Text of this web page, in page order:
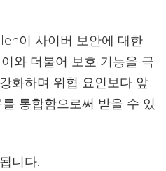
이 사이버 보안에 대한
와 더불어 보호 기능을 극
화하며 위협 요인보다 앞
통합함으로써 받을 수 있
니다.